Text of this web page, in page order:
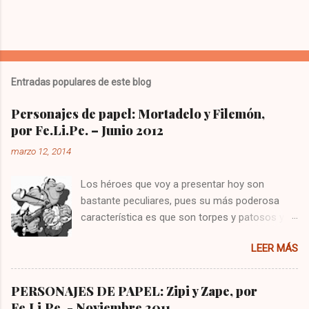
Entradas populares de este blog
Personajes de papel: Mortadelo y Filemón,
por Fe.Li.Pe. – Junio 2012
marzo 12, 2014
Los héroes que voy a presentar hoy son
bastante peculiares, pues su más poderosa
característica es que son torpes y patosos y
correrías. Ambos nacieron sobre 1958, lucen
unas relucientes y pulcras calvas y ostentan
unas prominentes narices, trabajan de agentes
secretos en la T.I.A. y han corrido desde
LEER MÁS
PERSONAJES DE PAPEL: Zipi y Zape, por